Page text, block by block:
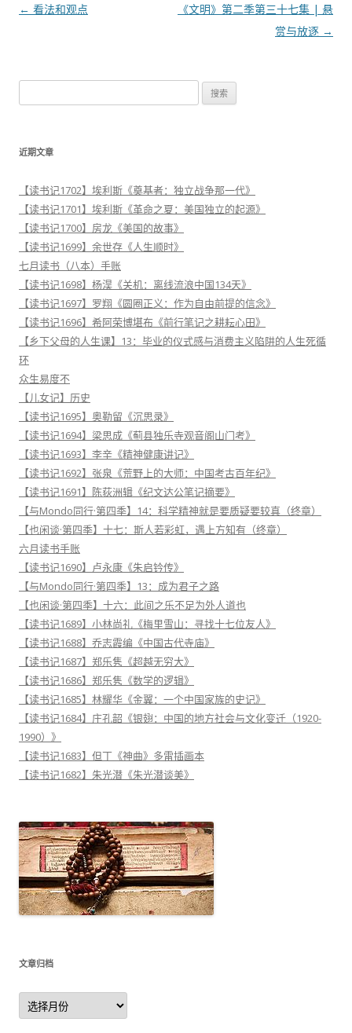
文
← 看法和观点
《文明》第二季第三十七集 | 悬
赏与放逐 →
索
近期文章
【读书记1702】埃利斯《奠基者：独立战争那一代》
【读书记1701】埃利斯《革命之夏：美国独立的起源》
【读书记1700】房龙《美国的故事》
【读书记1699】余世存《人生顺时》
七月读书（八本）手账
【读书记1698】杨淏《关机：离线流浪中国134天》
【读书记1697】罗翔《圆圈正义：作为自由前提的信念》
【读书记1696】希阿荣博堪布《前行笔记之耕耘心田》
【乡下父母的人生课】13：毕业的仪式感与消费主义陷阱的人生死循
环
众生易度不
【儿女记】历史
【读书记1695】奥勒留《沉思录》
【读书记1694】梁思成《蓟县独乐寺观音阁山门考》
【读书记1693】李辛《精神健康讲记》
【读书记1692】张泉《荒野上的大师：中国考古百年纪》
【读书记1691】陈荻洲辑《纪文达公笔记摘要》
【与Mondo同行·第四季】14：科学精神就是要质疑要较真（终章）
【也闲谈·第四季】十七：斯人若彩虹，遇上方知有（终章）
六月读书手账
【读书记1690】卢永康《朱启钤传》
【与Mondo同行·第四季】13：成为君子之路
【也闲谈·第四季】十六：此间之乐不足为外人道也
【读书记1689】小林尚礼《梅里雪山：寻找十七位友人》
【读书记1688】乔志霞编《中国古代寺庙》
【读书记1687】郑乐隽《超越无穷大》
【读书记1686】郑乐隽《数学的逻辑》
【读书记1685】林耀华《金翼：一个中国家族的史记》
【读书记1684】庄孔韶《银翅：中国的地方社会与文化变迁（1920-
1990）》
【读书记1683】但丁《神曲》多雷插画本
【读书记1682】朱光潜《朱光潜谈美》
文章归档
文
章
归